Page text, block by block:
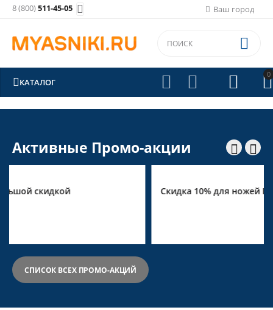
Ваш город
8 (800)511-45-05 
0


 

КАТАЛОГ
Активные Промо-акции  
Скидка 10% для ножей Dick
СПИСОК ВСЕХ ПРОМО-АКЦИЙ